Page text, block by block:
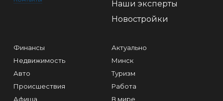
Наши эксперты
Новостройки
Финансы
Недвижимость
Авто
Происшествия
Афиша
Актуально
Минск
Туризм
Работа
В мире